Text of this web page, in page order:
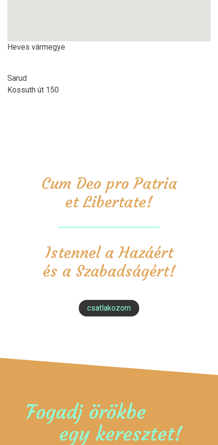
Heves vármegye
Sarud
Kossuth út 150
Cum Deo pro Patria
et Libertate!
Istennel a Hazáért
és a Szabadságért!
csatlakozom
Fogadj örökbe
egy keresztet!